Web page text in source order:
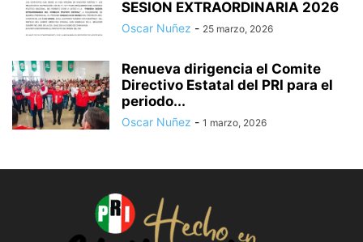
SESION EXTRAORDINARIA 2026
Oscar Nuñez - 25 marzo, 2026
Renueva dirigencia el Comite
Directivo Estatal del PRI para el
periodo...
Oscar Nuñez - 1 marzo, 2026